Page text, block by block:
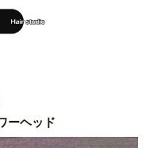
ーヘッド